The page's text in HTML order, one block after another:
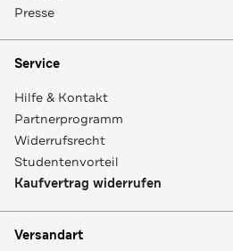
Presse
Service
Hilfe & Kontakt
Partnerprogramm
Widerrufsrecht
Studentenvorteil
Kaufvertrag widerrufen
Versandart